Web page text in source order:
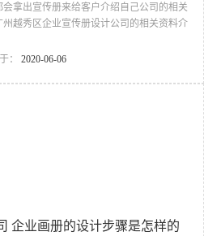
拿出宣传册来给客户介绍自己公司的相关
越秀区企业宣传册设计公司的相关资料介
片的排列到色彩的设定，从材质的挑选到
涵。宣传册的材质也有了很多变化，例如
： 2020-06-06
企业画册的设计步骤是怎样的